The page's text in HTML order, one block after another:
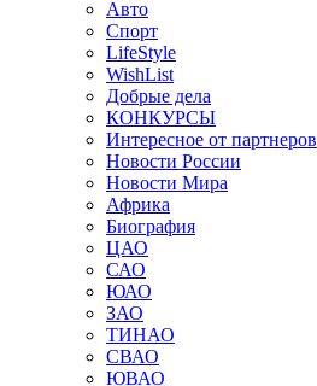
Авто
Спорт
LifeStyle
WishList
Добрые дела
КОНКУРСЫ
Интересное от партнеров
Новости России
Новости Мира
Африка
Биография
ЦАО
САО
ЮАО
ЗАО
ТИНАО
СВАО
ЮВАО